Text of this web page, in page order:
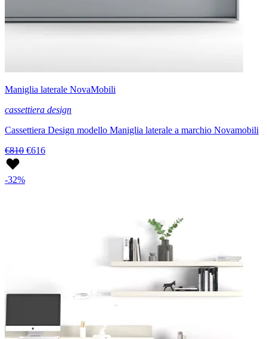
Maniglia laterale NovaMobili
cassettiera design
Cassettiera Design modello Maniglia laterale a marchio Novamobili
€810 €616
-32%